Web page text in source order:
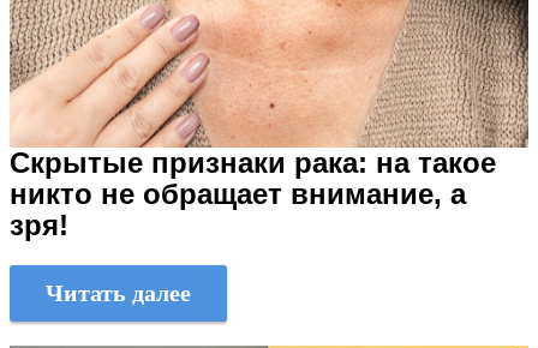
Скрытые признаки рака: на такое
никто не обращает внимание, а
зря!
Читать далее